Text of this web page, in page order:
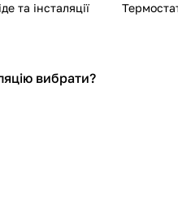
та інсталяції
вибрати?